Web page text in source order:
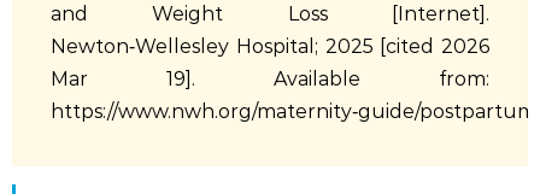
and Weight Loss [Internet].
Newton‑Wellesley Hospital; 2025 [cited 2026
Mar 19]. Available from:
https://www.nwh.org/maternity‑guide/